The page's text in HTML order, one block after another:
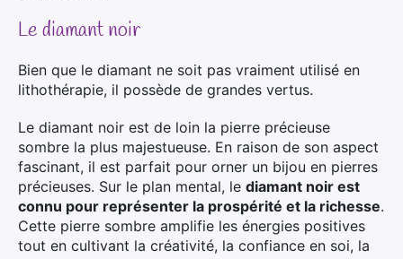
Le diamant noir
Bien que le diamant ne soit pas vraiment utilisé en
lithothérapie, il possède de grandes vertus.
Le diamant noir est de loin la pierre précieuse
sombre la plus majestueuse. En raison de son aspect
fascinant, il est parfait pour orner un bijou en pierres
précieuses. Sur le plan mental, le diamant noir est
connu pour représenter la prospérité et la richesse.
Cette pierre sombre amplifie les énergies positives
tout en cultivant la créativité, la confiance en soi, la